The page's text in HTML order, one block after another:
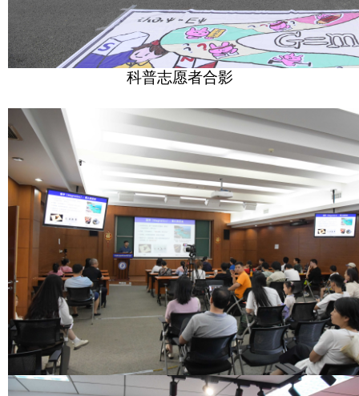
科普志愿者合影